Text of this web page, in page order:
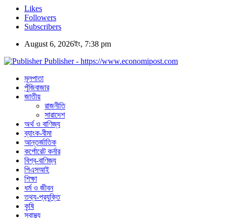
Likes
Followers
Subscribers
August 6, 2026ইং, 7:38 pm
Publisher - https://www.economipost.com
মূলপাতা
পুঁজিবাজার
জাতীয়
রাজনীতি
সারাদেশ
অর্থ ও বাণিজ্য
ব্যাংক-বীমা
আন্তর্জাতিক
কর্পোরেট কর্নার
বিশ্ব-বাণিজ্য
পিএসআই
শিক্ষা
ধর্ম ও জীবন
তথ্য-প্রযুক্তি
কৃষি
স্বাস্থ্য